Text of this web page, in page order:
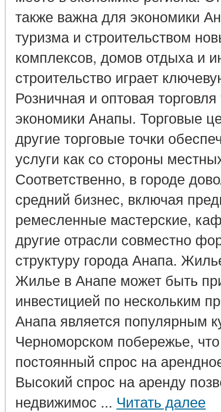
также важна для экономики
туризма и строительством
комплексов, домов отдыха и
строительство играет
Розничная и оптовая
экономики Анапы. Торговые
другие торговые точки
услуги как со стороны
Соответственно, в городе
средний бизнес, включая
ремесленные мастерские,
другие отрасли совместно
структуру города Анапа.
Жилье в Анапе может быть
инвестицией по нескольким
Анапа является популярным
Черноморском побережье,
постоянный спрос на
Высокий спрос на аренду
недвижимос ... Читать далее